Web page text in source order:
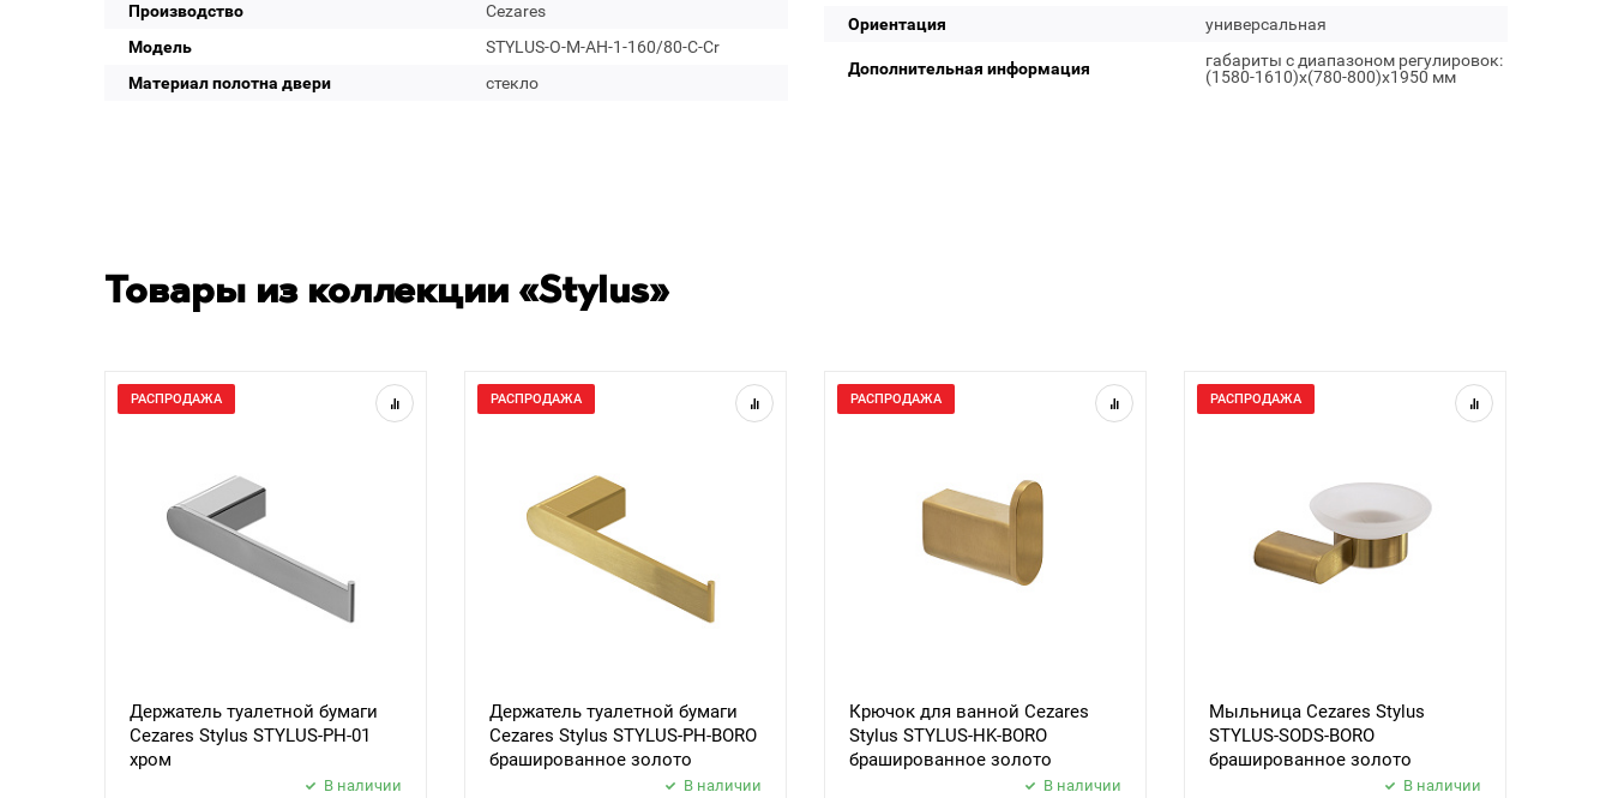
Производство
Cezares
Модель
STYLUS-O-M-AH-1-160/80-C-Cr
Материал полотна двери
стекло
Ориентация
универсальная
Дополнительная информация
габариты с диапазоном регулировок:
(1580-1610)х(780-800)х1950 мм
Товары из коллекции «Stylus»
РАСПРОДАЖА
Держатель туалетной бумаги
Cezares Stylus STYLUS-PH-01
хром
В наличии
РАСПРОДАЖА
Держатель туалетной бумаги
Cezares Stylus STYLUS-PH-BORO
брашированное золото
В наличии
РАСПРОДАЖА
Крючок для ванной Cezares
Stylus STYLUS-HK-BORO
брашированное золото
В наличии
РАСПРОДАЖА
Мыльница Cezares Stylus
STYLUS-SODS-BORO
брашированное золото
В наличии